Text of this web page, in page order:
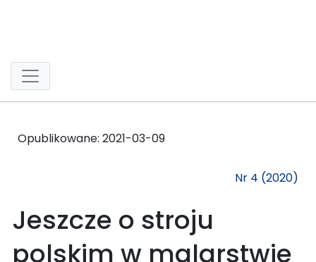
Opublikowane: 2021-03-09
Nr 4 (2020)
Jeszcze o stroju
polskim w malarstwie